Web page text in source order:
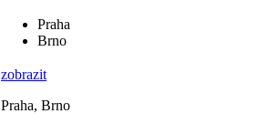
Praha
Brno
zobrazit
Praha, Brno